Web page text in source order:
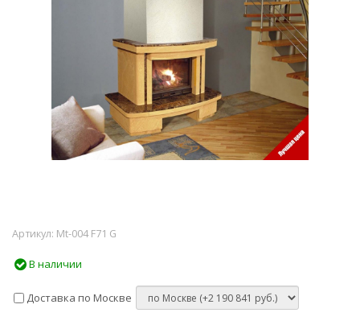
Артикул: Mt-004 F71 G
В наличии
Доставка по Москве